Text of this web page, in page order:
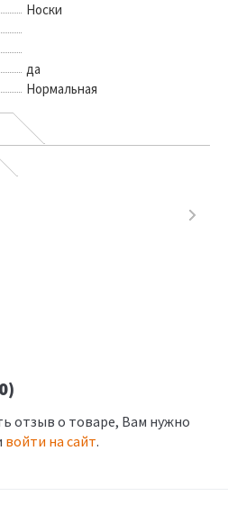
Носки
да
Нормальная
отзыв о товаре, Вам нужно
войти на сайт.